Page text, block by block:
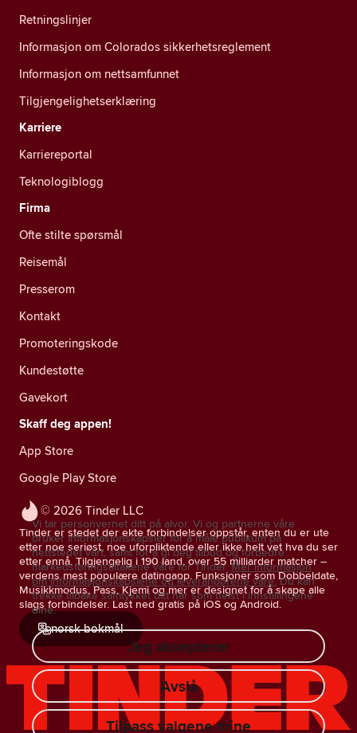
© 2026 Tinder LLC
Tinder er stedet der ekte forbindelser oppstår, enten du er ute
etter noe seriøst, noe uforpliktende eller ikke helt vet hva du ser
etter ennå. Tilgjengelig i 190 land, over 55 milliarder matcher –
verdens mest populære datingapp. Funksjoner som Dobbeldate,
Musikkmodus, Pass, Kjemi og mer er designet for å skape alle
slags forbindelser. Last ned gratis på iOS og Android.
norsk bokmål
Retningslinjer
Informasjon om Colorados sikkerhetsreglement
Informasjon om nettsamfunnet
Tilgjengelighetserklæring
Karriere
Karriereportal
Teknologiblogg
Firma
Ofte stilte spørsmål
Reisemål
Presserom
Kontakt
Promoteringskode
Kundestøtte
Gavekort
Skaff deg appen!
App Store
Google Play Store
Vi tar personvernet ditt på alvor. Vi og partnerne våre
bruker informasjonskapsler for å måle publikum på
nettstedet vårt, samt for å gi deg tilbud og forbedre
markedsføringstiltakene våre for Tinder. Mer informasjon
om informasjonskapslene og leverandørene våre. Du kan
trekke tilbake samtykket ditt når som helst i innstillingene
dine.
Jeg aksepterer
Avslå
Tilpass valgene mine